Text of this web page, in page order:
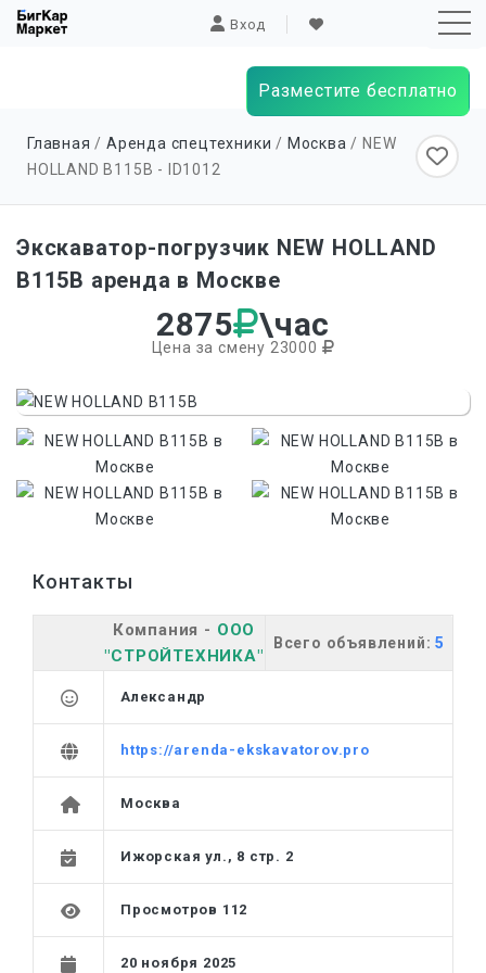
Вход
Разместите бесплатно
Главная /Аренда спецтехники / Москва / NEW
HOLLAND B115B - ID1012
Экскаватор-погрузчик NEW HOLLAND
B115B аренда в Москве
2875 \час
Цена за смену 23000
Контакты
Компания - ООО
"СТРОЙТЕХНИКА"
Всего объявлений: 5
Александр
https://arenda-ekskavatorov.pro
Москва
Ижорская ул., 8 стр. 2
Просмотров 112
20 ноября 2025